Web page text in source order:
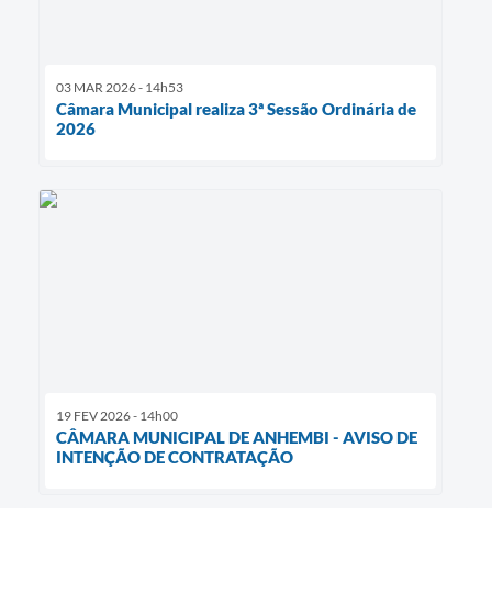
03 MAR 2026 - 14h53
Câmara Municipal realiza 3ª Sessão Ordinária de
2026
19 FEV 2026 - 14h00
CÂMARA MUNICIPAL DE ANHEMBI - AVISO DE
INTENÇÃO DE CONTRATAÇÃO